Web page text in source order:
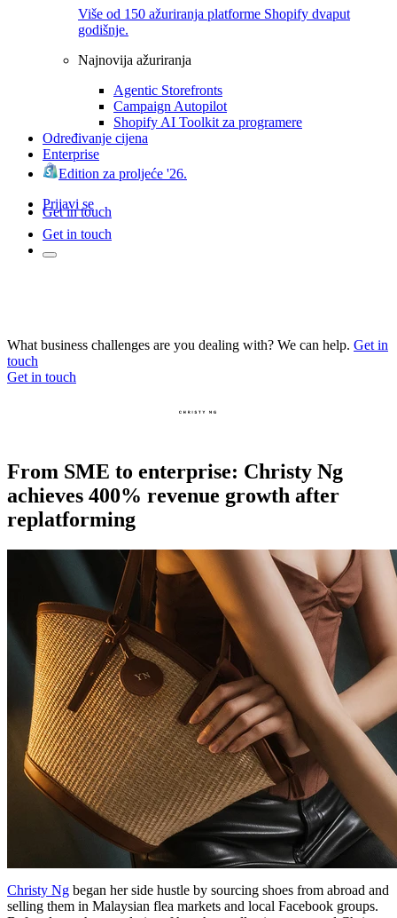
Više od 150 ažuriranja platforme Shopify dvaput
godišnje.
Najnovija ažuriranja
Agentic Storefronts
Campaign Autopilot
Shopify AI Toolkit za programere
Određivanje cijena
Enterprise
Edition za proljeće '26.
Prijavi se
Get in touch
Get in touch
What business challenges are you dealing with? We can help. Get in
touch
Get in touch
From SME to enterprise: Christy Ng
achieves 400% revenue growth after
replatforming
Christy Ng began her side hustle by sourcing shoes from abroad and
selling them in Malaysian flea markets and local Facebook groups.